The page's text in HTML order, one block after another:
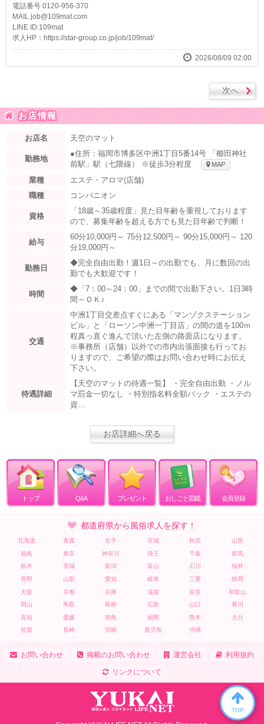
電話番号 0120-956-370
MAIL job@109mat.com
LINE ID:109mat
求人HP：https://star-group.co.jp/job/109mat/
2026/08/09 02:00
次へ
お店情報
お店名 天空のマット
勤務地
●住所：福岡市博多区中洲1丁目5番14号 「櫛田神社
前駅」駅（七隈線） ※徒歩3分程度
MAP
業種
エステ・アロマ(店舗)
職種
コンパニオン
資格
「18歳～35歳程度」見た目年齢を重視しております
ので、募集年齢を超える方でも見た目年齢で判断！
給与
60分10,000円～ 75分12,500円～ 90分15,000円～ 120
分19,000円～
勤務日
◆完全自由出勤！週1日～の出勤でも、月に数回の出
勤でも大歓迎です！
時間
◆「7：00～24：00」までの間で出勤下さい。1日3時
間～ＯＫ♪
交通
中洲1丁目交差点すぐにある「マンゾクステーション
ビル」と「ローソン中洲一丁目店」の間の道を100ｍ
程真っ直ぐ進んで頂いた左側の路面店になります。
※事務所（店舗）以外での市内出張面接も行ってお
りますので、ご希望の際はお問い合わせ時にお伝え
下さい。
待遇詳細
【天空のマットの待遇一覧】 ・完全自由出勤 ・ノル
マ罰金一切なし ・特別指名料全額バック ・エステの
資…
お店詳細へ戻る
トップ Q&A プレゼント おしごと図鑑 会員登録
都道府県から風俗求人を探す！
北海道 青森 岩手 宮城 秋田
山形
福島
東京 神奈川 埼玉 千葉
群馬
栃木
茨城 新潟 富山 石川
福井
長野
山梨 愛知 岐阜 三重
静岡
大阪
京都 兵庫 滋賀 奈良
和歌山
岡山
鳥取 島根 広島 山口
香川
高知
愛媛 徳島 福岡 熊本
大分
佐賀
長崎 宮崎 鹿児島 沖縄
お問い合わせ 掲載のお問い合わせ 運営会社 利用規約
リンクについて
TOP